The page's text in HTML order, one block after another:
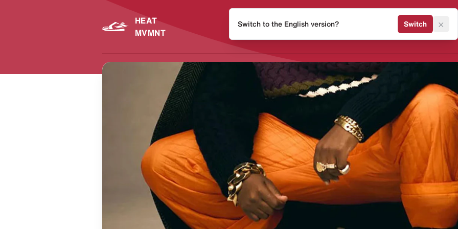
HEAT
MVMNT
Release Kalender Sneaker
Switch to the English version? Switch ×